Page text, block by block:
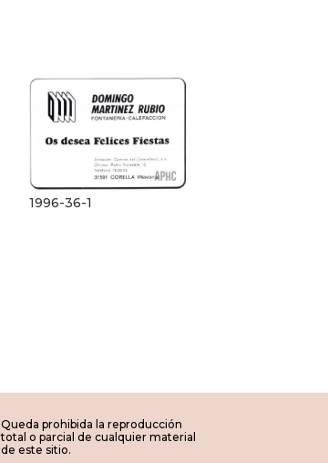
1996-36-1
Queda prohibida la reproducción
total o parcial de cualquier material
de este sitio.